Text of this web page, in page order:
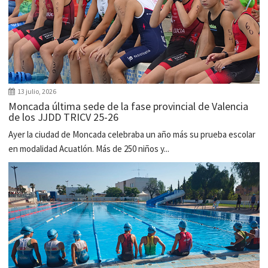
13 julio, 2026
Moncada última sede de la fase provincial de Valencia
de los JJDD TRICV 25-26
Ayer la ciudad de Moncada celebraba un año más su prueba escolar
en modalidad Acuatlón. Más de 250 niños y...